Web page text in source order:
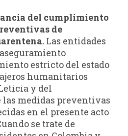
del cumplimiento
de
Las entidades
estricto del estado
humanitarios
y del
medidas preventivas
en el presente acto
se trate de